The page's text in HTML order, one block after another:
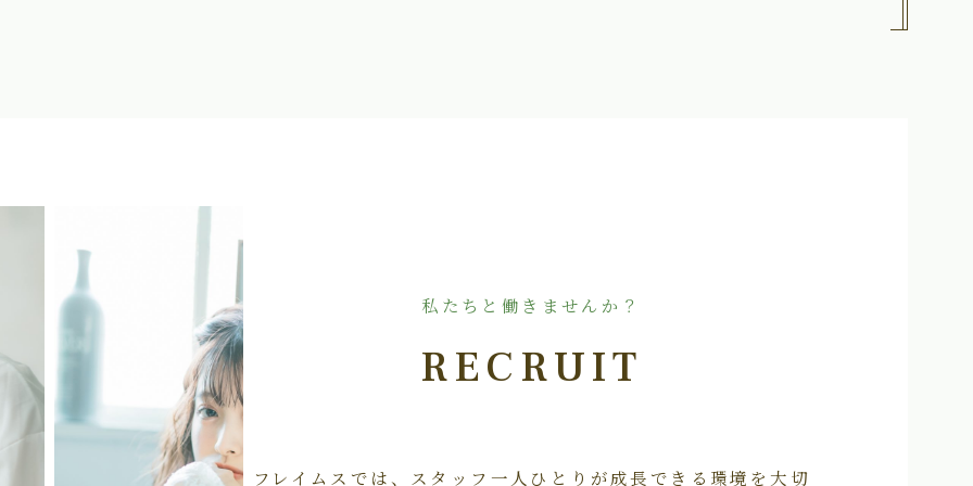
私たちと働きませんか？
RECRUIT
フレイムスでは、スタッフ一人ひとりが成長できる環境を大切